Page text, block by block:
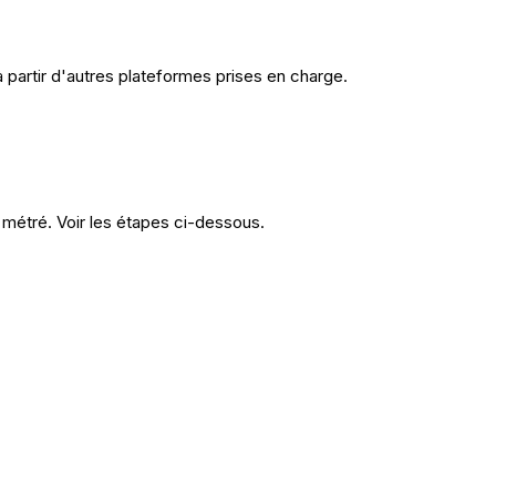
d'autres plateformes prises en charge.
Voir les étapes ci-dessous.